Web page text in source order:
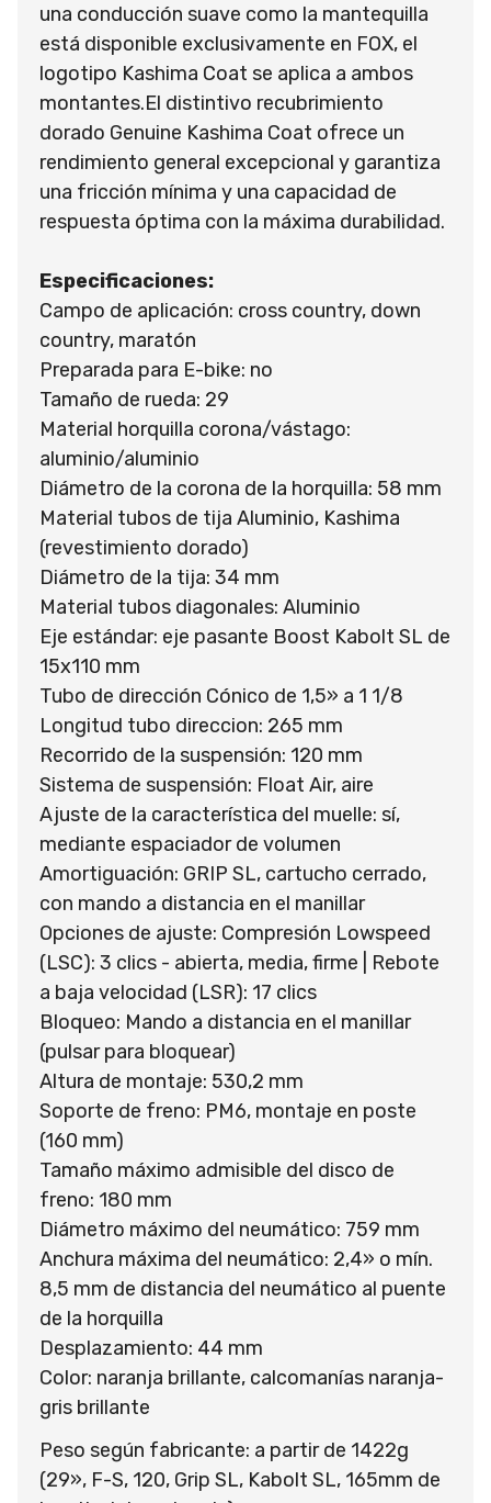
una conducción suave como la mantequilla
está disponible exclusivamente en FOX, el
logotipo Kashima Coat se aplica a ambos
montantes.El distintivo recubrimiento
dorado Genuine Kashima Coat ofrece un
rendimiento general excepcional y garantiza
una fricción mínima y una capacidad de
respuesta óptima con la máxima durabilidad.
Especificaciones:
Campo de aplicación: cross country, down
country, maratón
Preparada para E-bike: no
Tamaño de rueda: 29
Material horquilla corona/vástago:
aluminio/aluminio
Diámetro de la corona de la horquilla: 58 mm
Material tubos de tija Aluminio, Kashima
(revestimiento dorado)
Diámetro de la tija: 34 mm
Material tubos diagonales: Aluminio
Eje estándar: eje pasante Boost Kabolt SL de
15x110 mm
Tubo de dirección Cónico de 1,5» a 1 1/8
Longitud tubo direccion: 265 mm
Recorrido de la suspensión: 120 mm
Sistema de suspensión: Float Air, aire
Ajuste de la característica del muelle: sí,
mediante espaciador de volumen
Amortiguación: GRIP SL, cartucho cerrado,
con mando a distancia en el manillar
Opciones de ajuste: Compresión Lowspeed
(LSC): 3 clics - abierta, media, firme | Rebote
a baja velocidad (LSR): 17 clics
Bloqueo: Mando a distancia en el manillar
(pulsar para bloquear)
Altura de montaje: 530,2 mm
Soporte de freno: PM6, montaje en poste
(160 mm)
Tamaño máximo admisible del disco de
freno: 180 mm
Diámetro máximo del neumático: 759 mm
Anchura máxima del neumático: 2,4» o mín.
8,5 mm de distancia del neumático al puente
de la horquilla
Desplazamiento: 44 mm
Color: naranja brillante, calcomanías naranja-
gris brillante
Peso según fabricante: a partir de 1422g
(29», F-S, 120, Grip SL, Kabolt SL, 165mm de